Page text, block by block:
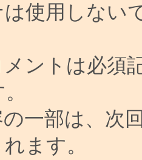
使用しない
ントは必須
の一部は、次
ます。